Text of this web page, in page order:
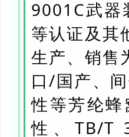
9001C武
等认证及其
生产、销售
口/国产、
性等芳纶
性、TB/T